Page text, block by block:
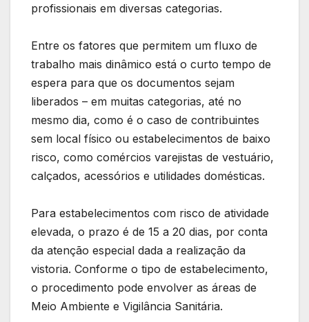
profissionais em diversas categorias.
Entre os fatores que permitem um fluxo de
trabalho mais dinâmico está o curto tempo de
espera para que os documentos sejam
liberados – em muitas categorias, até no
mesmo dia, como é o caso de contribuintes
sem local físico ou estabelecimentos de baixo
risco, como comércios varejistas de vestuário,
calçados, acessórios e utilidades domésticas.
Para estabelecimentos com risco de atividade
elevada, o prazo é de 15 a 20 dias, por conta
da atenção especial dada a realização da
vistoria. Conforme o tipo de estabelecimento,
o procedimento pode envolver as áreas de
Meio Ambiente e Vigilância Sanitária.